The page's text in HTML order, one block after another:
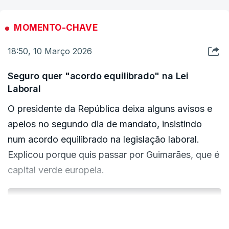
ERRO100
ERROR ON HTML5 MEDIA ELEMENT
ESTE CONTEÚDO ESTÁ NESTE MOMENTO
INDISPONÍVEL
"O Porto é memória e futuro", enalteceu ainda. "O
Porto é liberdade que não se verga".
MOMENTO-CHAVE
18:50, 10 Março 2026
Seguro quer "acordo equilibrado" na Lei
Laboral
O presidente da República deixa alguns avisos e
apelos no segundo dia de mandato, insistindo
num acordo equilibrado na legislação laboral.
Explicou porque quis passar por Guimarães, que é
capital verde europeia.